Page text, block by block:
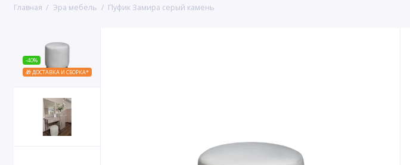
Главная Эра мебель Пуфик Замира серый камень
-40%
🎁 ДОСТАВКА И СБОРКА*